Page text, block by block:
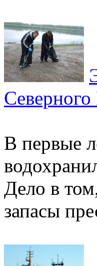
Северного
В первые
Дело в
запасы